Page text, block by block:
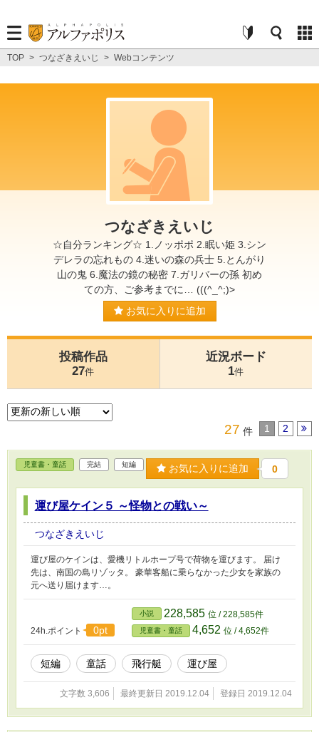
TOP > つなざきえいじ > Webコンテンツ
つなざきえいじ
☆自分ランキング☆ 1.ノッポポ 2.眠い姫 3.シン
デレラの忘れもの 4.迷いの森の兵士 5.とんがり
山の鬼 6.魔法の鏡の秘密 7.ガリバーの孫 初め
ての方、ご参考までに… (((^_^;)>
お気に入りに追加
投稿作品
27件
近況ボード
1件
27 件 1 2
児童書・童話 完結 短編 お気に入りに追加 0
運び屋ケイン５ ～怪物との戦い～
つなざきえいじ
運び屋のケインは、愛機リトルホープ号で荷物を運びます。 届け
先は、南国の島リゾッタ。 豪華客船に乗らなかった少女を家族の
元へ送り届けます…。
24h.ポイント 0pt
小説 228,585 位 / 228,585件
児童書・童話 4,652 位 / 4,652件
短編 童話 飛行艇 運び屋
文字数 3,606 最終更新日 2019.12.04 登録日 2019.12.04